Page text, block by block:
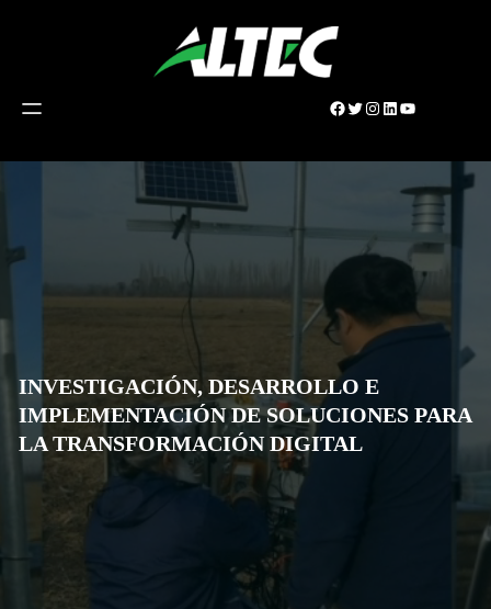
Facebook Twitter Instagram LinkedIn YouTube
INVESTIGACIÓN, DESARROLLO E
IMPLEMENTACIÓN DE SOLUCIONES PARA
LA TRANSFORMACIÓN DIGITAL